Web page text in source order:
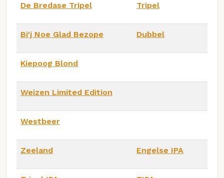
De Bredase Tripel Tripel
Bi'j Noe Glad Bezope Dubbel
Kiepoog Blond
Weizen Limited Edition
Westbeer
Zeeland Engelse IPA